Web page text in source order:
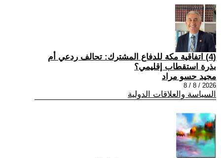
(4) اتفاقية مكة للدفاع المشترك: تحالف ردعي أم
بذرة استقطاب إقليمي؟
مجيد حسو مراد
2026 / 8 / 8
السياسة والعلاقات الدولية